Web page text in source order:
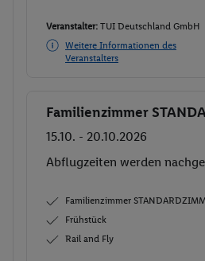
Veranstalter: TUI Deutschland GmbH
Weitere Informationen des
Veranstalters
Buchen
Familienzimmer
15.10. - 20.10.2026
Ab/ bis Köln/Bonn (DE)
Familienzimmer
Frühstück
Rail and Fly